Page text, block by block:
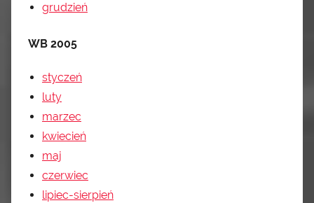
grudzień
WB 2005
styczeń
luty
marzec
kwiecień
maj
czerwiec
lipiec-sierpień